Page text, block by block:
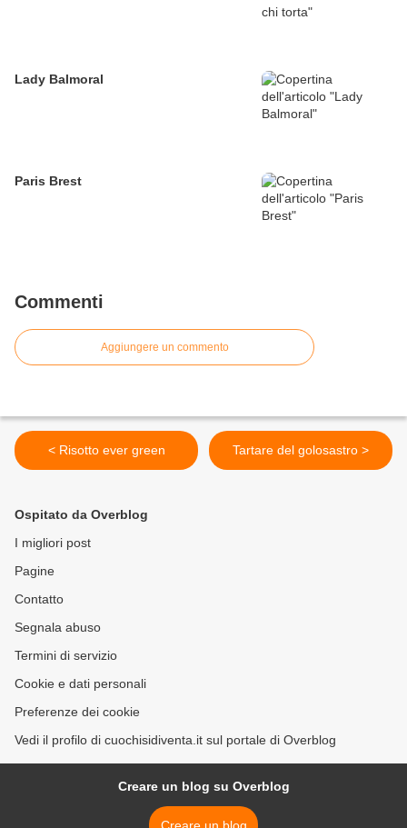
Lady Balmoral
Paris Brest
Commenti
Aggiungere un commento
< Risotto ever green Tartare del golosastro >
Ospitato da Overblog
I migliori post
Pagine
Contatto
Segnala abuso
Termini di servizio
Cookie e dati personali
Preferenze dei cookie
Vedi il profilo di cuochisidiventa.it sul portale di Overblog
Creare un blog su Overblog